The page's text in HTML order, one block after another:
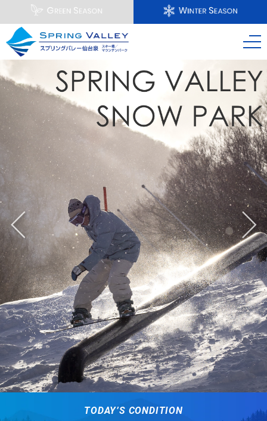
TODAY’S CONDITION